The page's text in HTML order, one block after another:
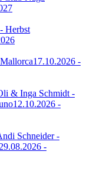
Herbst
17.10.2026 -
& Inga Schmidt -
12.10.2026 -
Schneider -
29.08.2026 -